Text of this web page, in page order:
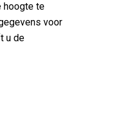
hoogte te
voor
u de